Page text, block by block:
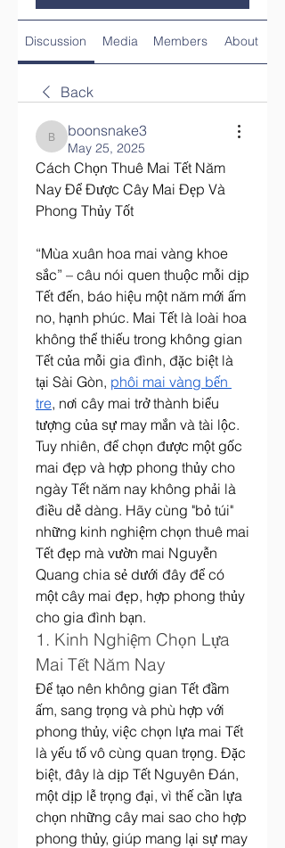
Discussion Media Members About
Back
boonsnake3
boonsnake3
May 25, 2025
Cách Chọn Thuê Mai Tết Năm
Nay Để Được Cây Mai Đẹp Và
Phong Thủy Tốt
“Mùa xuân hoa mai vàng khoe
sắc” – câu nói quen thuộc mỗi dịp
Tết đến, báo hiệu một năm mới ấm
no, hạnh phúc. Mai Tết là loài hoa
không thể thiếu trong không gian
Tết của mỗi gia đình, đặc biệt là
tại Sài Gòn, phôi mai vàng bến
tre, nơi cây mai trở thành biểu
tượng của sự may mắn và tài lộc.
Tuy nhiên, để chọn được một gốc
mai đẹp và hợp phong thủy cho
ngày Tết năm nay không phải là
điều dễ dàng. Hãy cùng "bỏ túi"
những kinh nghiệm chọn thuê mai
Tết đẹp mà vườn mai Nguyễn
Quang chia sẻ dưới đây để có
một cây mai đẹp, hợp phong thủy
cho gia đình bạn.
1. Kinh Nghiệm Chọn Lựa
Mai Tết Năm Nay
Để tạo nên không gian Tết đầm
ấm, sang trọng và phù hợp với
phong thủy, việc chọn lựa mai Tết
là yếu tố vô cùng quan trọng. Đặc
biệt, đây là dịp Tết Nguyên Đán,
một dịp lễ trọng đại, vì thế cần lựa
chọn những cây mai sao cho hợp
phong thủy, giúp mang lại sự may